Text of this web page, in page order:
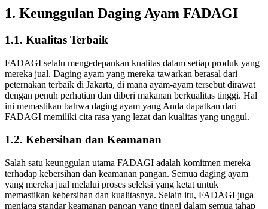
1. Keunggulan Daging Ayam FADAGI
1.1. Kualitas Terbaik
FADAGI selalu mengedepankan kualitas dalam setiap produk yang
mereka jual. Daging ayam yang mereka tawarkan berasal dari
peternakan terbaik di Jakarta, di mana ayam-ayam tersebut dirawat
dengan penuh perhatian dan diberi makanan berkualitas tinggi. Hal
ini memastikan bahwa daging ayam yang Anda dapatkan dari
FADAGI memiliki cita rasa yang lezat dan kualitas yang unggul.
1.2. Kebersihan dan Keamanan
Salah satu keunggulan utama FADAGI adalah komitmen mereka
terhadap kebersihan dan keamanan pangan. Semua daging ayam
yang mereka jual melalui proses seleksi yang ketat untuk
memastikan kebersihan dan kualitasnya. Selain itu, FADAGI juga
menjaga standar keamanan pangan yang tinggi dalam semua tahap